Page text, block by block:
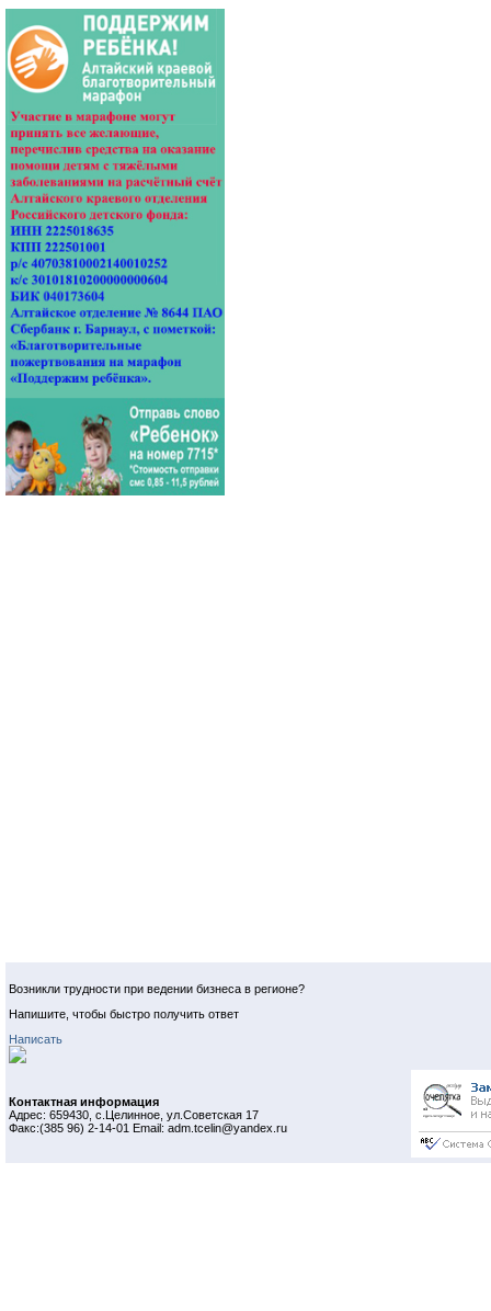
Возникли трудности при ведении бизнеса в регионе?
Напишите, чтобы быстро получить ответ
Написать
Контактная информация
Адрес: 659430, с.Целинное, ул.Советская 17
Факс:(385 96) 2-14-01 Email: adm.tcelin@yandex.ru